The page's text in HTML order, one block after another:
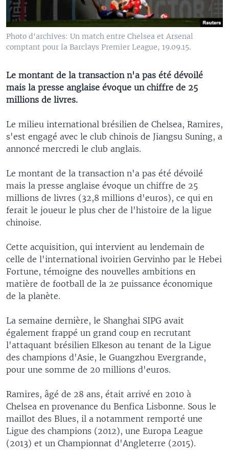
Photo d'archives: Un match entre Chelsea et Arsenal
comptant pour la Barclays Premier League, 19.09.15.
Le montant de la transaction n'a pas été dévoilé
mais la presse anglaise évoque un chiffre de 25
millions de livres.
Le milieu international brésilien de Chelsea, Ramires,
s'est engagé avec le club chinois de Jiangsu Suning, a
annoncé mercredi le club anglais.
Le montant de la transaction n'a pas été dévoilé
mais la presse anglaise évoque un chiffre de 25
millions de livres (32,8 millions d'euros), ce qui en
ferait le joueur le plus cher de l'histoire de la ligue
chinoise.
Cette acquisition, qui intervient au lendemain de
celle de l'international ivoirien Gervinho par le Hebei
Fortune, témoigne des nouvelles ambitions en
matière de football de la 2e puissance économique
de la planète.
La semaine dernière, le Shanghai SIPG avait
également frappé un grand coup en recrutant
l'attaquant brésilien Elkeson au tenant de la Ligue
des champions d'Asie, le Guangzhou Evergrande,
pour une somme de 20 millions d'euros.
Ramires, âgé de 28 ans, était arrivé en 2010 à
Chelsea en provenance du Benfica Lisbonne. Sous le
maillot des Blues, il a notamment remporté une
Ligue des champions (2012), une Europa League
(2013) et un Championnat d'Angleterre (2015).